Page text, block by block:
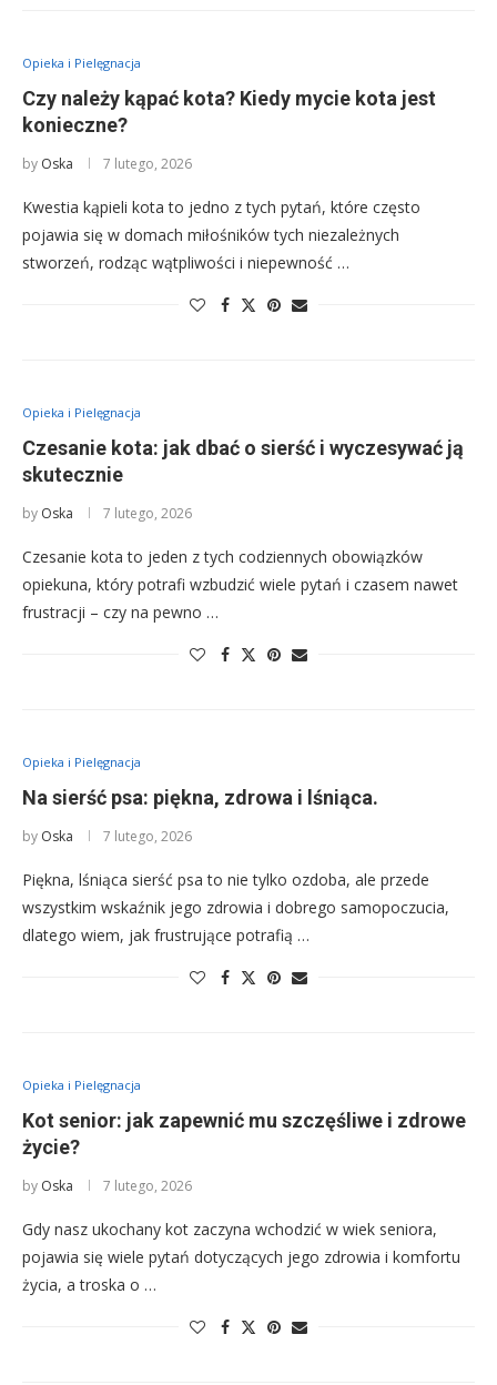
Opieka i Pielęgnacja
Czy należy kąpać kota? Kiedy mycie kota jest
konieczne?
by Oska 7 lutego, 2026
Kwestia kąpieli kota to jedno z tych pytań, które często
pojawia się w domach miłośników tych niezależnych
stworzeń, rodząc wątpliwości i niepewność …
Opieka i Pielęgnacja
Czesanie kota: jak dbać o sierść i wyczesywać ją
skutecznie
by Oska 7 lutego, 2026
Czesanie kota to jeden z tych codziennych obowiązków
opiekuna, który potrafi wzbudzić wiele pytań i czasem nawet
frustracji – czy na pewno …
Opieka i Pielęgnacja
Na sierść psa: piękna, zdrowa i lśniąca.
by Oska 7 lutego, 2026
Piękna, lśniąca sierść psa to nie tylko ozdoba, ale przede
wszystkim wskaźnik jego zdrowia i dobrego samopoczucia,
dlatego wiem, jak frustrujące potrafią …
Opieka i Pielęgnacja
Kot senior: jak zapewnić mu szczęśliwe i zdrowe
życie?
by Oska 7 lutego, 2026
Gdy nasz ukochany kot zaczyna wchodzić w wiek seniora,
pojawia się wiele pytań dotyczących jego zdrowia i komfortu
życia, a troska o …